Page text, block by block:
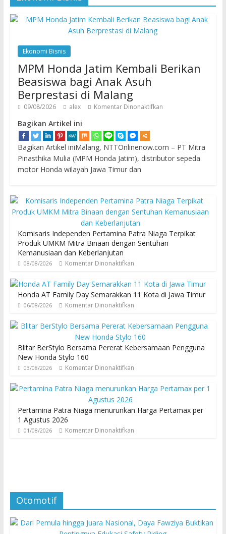
Ekonomi Bisnis
MPM Honda Jatim Kembali Berikan
Beasiswa bagi Anak Asuh
Berprestasi di Malang
09/08/2026 alex Komentar Dinonaktifkan
Bagikan Artikel ini
Bagikan Artikel iniMalang, NTTOnlinenow.com – PT Mitra
Pinasthika Mulia (MPM Honda Jatim), distributor sepeda
motor Honda wilayah Jawa Timur dan
Komisaris Independen Pertamina Patra Niaga Terpikat
Produk UMKM Mitra Binaan dengan Sentuhan
Kemanusiaan dan Keberlanjutan
08/08/2026 Komentar Dinonaktifkan
Honda AT Family Day Semarakkan 11 Kota di Jawa Timur
06/08/2026 Komentar Dinonaktifkan
Blitar BerStylo Bersama Pererat Kebersamaan Pengguna
New Honda Stylo 160
03/08/2026 Komentar Dinonaktifkan
Pertamina Patra Niaga menurunkan Harga Pertamax per
1 Agustus 2026
01/08/2026 Komentar Dinonaktifkan
Otomotif